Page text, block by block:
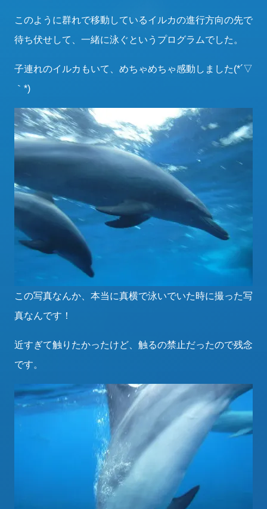
このように群れで移動しているイルカの進行方向の先で
待ち伏せして、一緒に泳ぐというプログラムでした。
子連れのイルカもいて、めちゃめちゃ感動しました(*´▽
｀*)
この写真なんか、本当に真横で泳いでいた時に撮った写
真なんです！
近すぎて触りたかったけど、触るの禁止だったので残念
です。